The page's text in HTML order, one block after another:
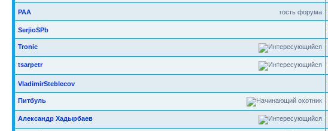
гость форума
РАА
SerjioSPb
Tronic
tsarpetr
VladimirSteblecov
Питбуль
Александр Хадырбаев